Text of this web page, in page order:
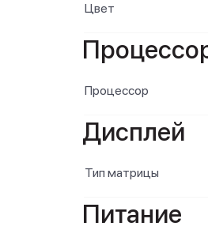
Цвет
Процессор
Дисплей
Тип матрицы
Питание